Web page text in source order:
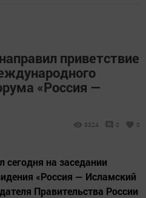
приветствие
«Россия —
3324 0 0
сегодня на заседании
«Россия — Исламский
Правительства России